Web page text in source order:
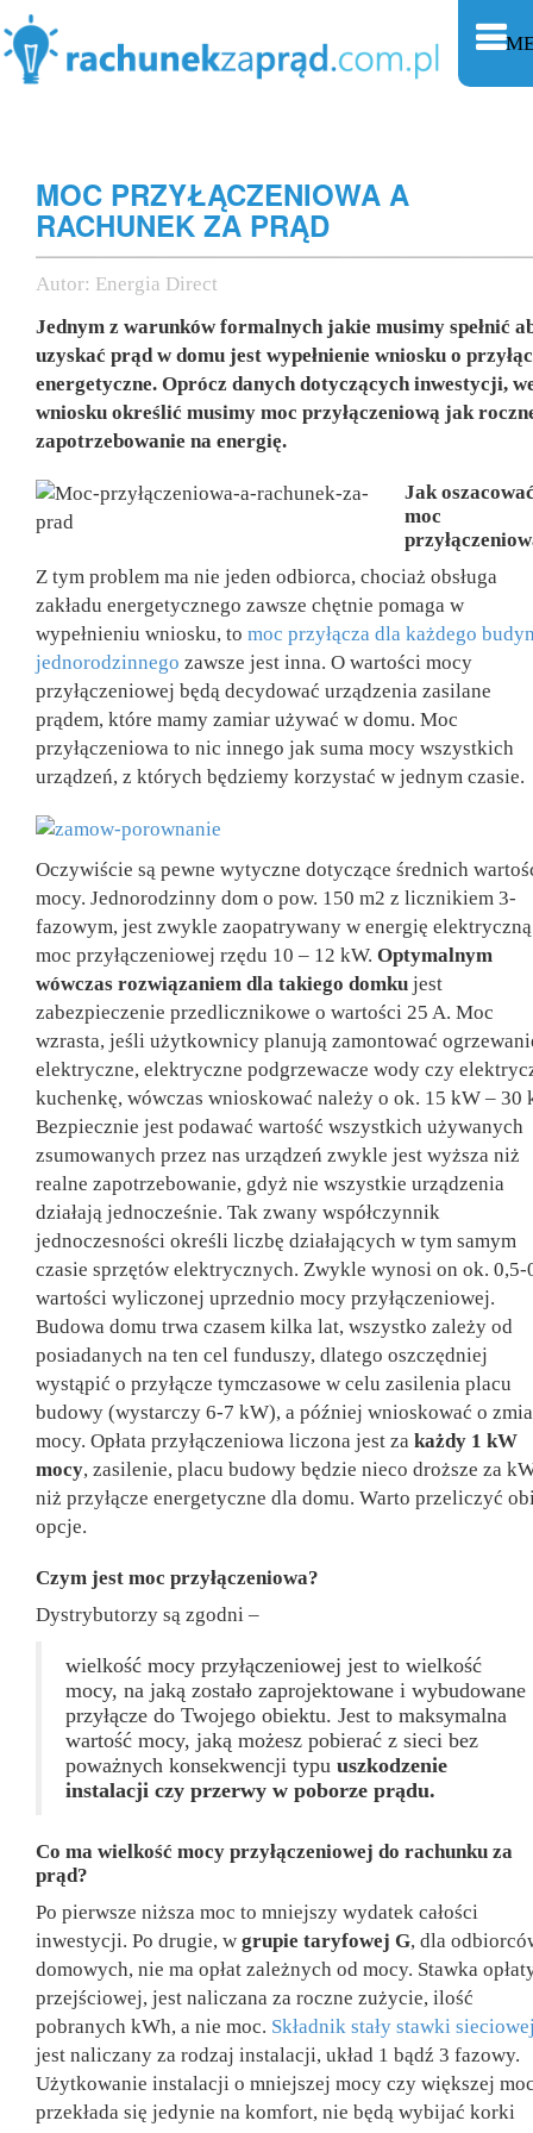
MOC PRZYŁĄCZENIOWA A
RACHUNEK ZA PRĄD
Autor: Energia Direct
Jednym z warunków formalnych jakie musimy spełnić
uzyskać prąd w domu jest wypełnienie wniosku o
energetyczne. Oprócz danych dotyczących inwestycji,
wniosku określić musimy moc przyłączeniową jak
zapotrzebowanie na energię.
Jak
moc
Z tym problem ma nie jeden odbiorca, chociaż obsługa
zakładu energetycznego zawsze chętnie pomaga w
wypełnieniu wniosku, to moc przyłącza dla każdego
jednorodzinnego zawsze jest inna. O wartości mocy
przyłączeniowej będą decydować urządzenia zasilane
prądem, które mamy zamiar używać w domu. Moc
przyłączeniowa to nic innego jak suma mocy wszystkich
urządzeń, z których będziemy korzystać w jednym czasie.
Oczywiście są pewne wytyczne dotyczące średnich
mocy. Jednorodzinny dom o pow. 150 m2 z licznikiem 3-
fazowym, jest zwykle zaopatrywany w energię
moc przyłączeniowej rzędu 10 – 12 kW. Optymalnym
wówczas rozwiązaniem dla takiego domku jest
zabezpieczenie przedlicznikowe o wartości 25 A. Moc
wzrasta, jeśli użytkownicy planują zamontować
elektryczne, elektryczne podgrzewacze wody czy
kuchenkę, wówczas wnioskować należy o ok. 15 kW – 30
Bezpiecznie jest podawać wartość wszystkich używanych
zsumowanych przez nas urządzeń zwykle jest wyższa niż
realne zapotrzebowanie, gdyż nie wszystkie urządzenia
działają jednocześnie. Tak zwany współczynnik
jednoczesności określi liczbę działających w tym samym
czasie sprzętów elektrycznych. Zwykle wynosi on ok. 0,5-
wartości wyliczonej uprzednio mocy przyłączeniowej.
Budowa domu trwa czasem kilka lat, wszystko zależy od
posiadanych na ten cel funduszy, dlatego oszczędniej
wystąpić o przyłącze tymczasowe w celu zasilenia placu
budowy (wystarczy 6-7 kW), a później wnioskować o
mocy. Opłata przyłączeniowa liczona jest za każdy 1 kW
mocy, zasilenie, placu budowy będzie nieco droższe za
niż przyłącze energetyczne dla domu. Warto przeliczyć
opcje.
Czym jest moc przyłączeniowa?
Dystrybutorzy są zgodni –
wielkość mocy przyłączeniowej jest to wielkość
mocy, na jaką zostało zaprojektowane i wybudowane
przyłącze do Twojego obiektu. Jest to maksymalna
wartość mocy, jaką możesz pobierać z sieci bez
poważnych konsekwencji typu uszkodzenie
instalacji czy przerwy w poborze prądu.
Co ma wielkość mocy przyłączeniowej do rachunku za
prąd?
Po pierwsze niższa moc to mniejszy wydatek całości
inwestycji. Po drugie, w grupie taryfowej G, dla
domowych, nie ma opłat zależnych od mocy. Stawka
przejściowej, jest naliczana za roczne zużycie, ilość
pobranych kWh, a nie moc. Składnik stały stawki
jest naliczany za rodzaj instalacji, układ 1 bądź 3 fazowy.
Użytkowanie instalacji o mniejszej mocy czy większej
przekłada się jedynie na komfort, nie będą wybijać korki